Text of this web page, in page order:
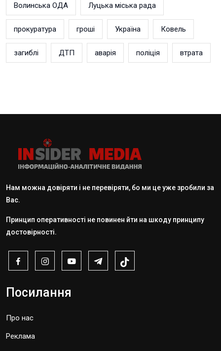
Волинська ОДА Луцька міська рада
прокуратура гроші Україна Ковель
загиблі ДТП аварія поліція втрата
Нам можна довіряти і не перевіряти, бо ми це уже зробили за
Вас.
Принцип оперативності не повинен йти на шкоду принципу
достовірності.
Посилання
Про нас
Реклама